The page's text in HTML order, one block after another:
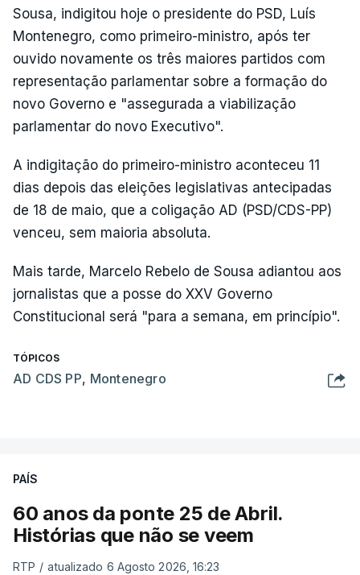
Sousa, indigitou hoje o presidente do PSD, Luís
Montenegro, como primeiro-ministro, após ter
ouvido novamente os três maiores partidos com
representação parlamentar sobre a formação do
novo Governo e "assegurada a viabilização
parlamentar do novo Executivo".
A indigitação do primeiro-ministro aconteceu 11
dias depois das eleições legislativas antecipadas
de 18 de maio, que a coligação AD (PSD/CDS-PP)
venceu, sem maioria absoluta.
Mais tarde, Marcelo Rebelo de Sousa adiantou aos
jornalistas que a posse do XXV Governo
Constitucional será "para a semana, em princípio".
TÓPICOS
AD CDS PP, Montenegro
PAÍS
60 anos da ponte 25 de Abril.
Histórias que não se veem
RTP / atualizado 6 Agosto 2026, 16:23